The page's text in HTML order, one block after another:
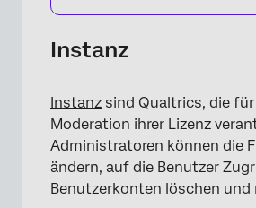
Instanz
Instanz sind Qualtrics, die
Moderation ihrer Lizenz
Administratoren können die
ändern, auf die Benutzer
Benutzerkonten löschen und